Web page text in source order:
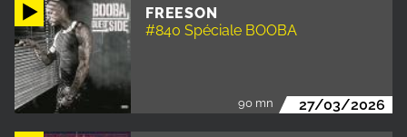
FREESON
#840 Spéciale BOOBA
90 mn 27/03/2026